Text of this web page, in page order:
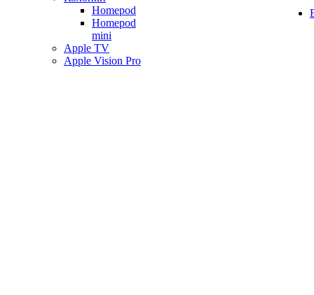
Homepod
Homepod
mini
Apple TV
Apple Vision Pro